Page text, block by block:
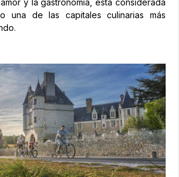
y la gastronomía, está considerada
una de las capitales culinarias más